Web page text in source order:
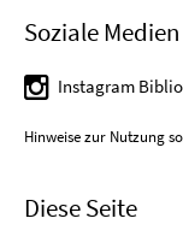
Soziale Medien
Instagram
Hinweise zur Nutzung
Diese Seite